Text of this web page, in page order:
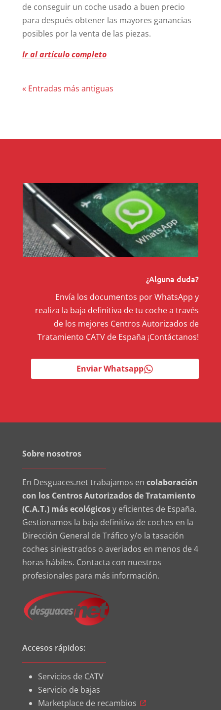
de conseguir un coche usado a buen precio
para después obtener las mayores ganancias
posibles por la venta de las piezas.
Ir al artículo completo
« Entradas más antiguas
¿Alguna duda?
Envía los documentos por WhatsApp y
realiza la baja definitiva de tu coche a través
de los mejores Centros Autorizados de
Tratamiento CATV de España ¡Contáctanos!
Enviar Whatsapp
Sobre nosotros
En Desguaces.net trabajamos en colaboración
con los Centros Autorizados de Tratamiento
(C.A.T.) más ecológicosy eficientes de España.
Gestionamos la baja definitiva de coches en la
Dirección General de Tráfico y/o la tasación
coches siniestrados o averiados en menos de 4
horas hábiles. Contacta con nuestros
profesionales para más información.
Accesos rápidos:
Servicios de CATV
Servicio de bajas
Marketplace de recambios